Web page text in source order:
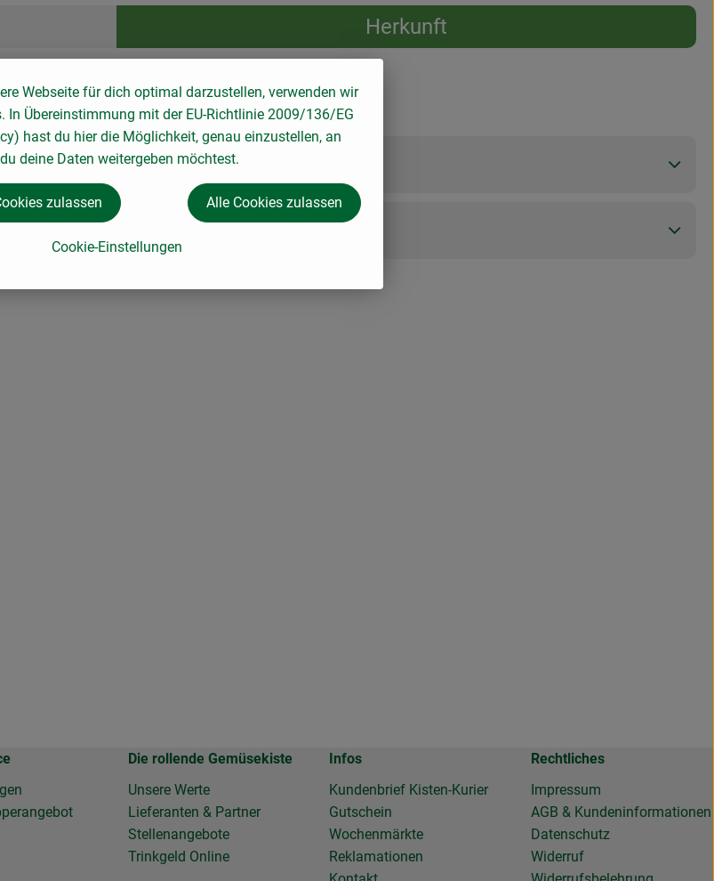
Rezepte
Herkunft
Rezepte gefunden.
Die rollende Gemüsekiste
Unsere Werte
Lieferanten & Partner
Stellenangebote
Trinkgeld Online
Infos
Kundenbrief Kisten-Kurier
Gutschein
Wochenmärkte
Reklamationen
Rechtliches
Impressum
AGB & Kundeninformationen
Datenschutz
Widerruf
Webseite für dich optimal darzustellen, verwenden wir
In Übereinstimmung mit der EU-Richtlinie 2009/136/EG
hast du hier die Möglichkeit, genau einzustellen, an
deine Daten weitergeben möchtest.
Cookie-Einstellungen
zulassen Alle Cookies zulassen